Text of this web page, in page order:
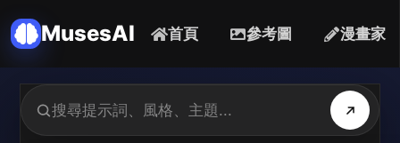
MusesAI 首頁 參考圖 漫畫家